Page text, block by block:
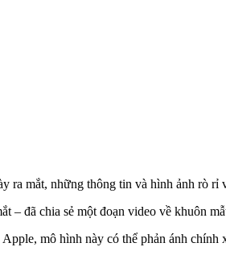
ra mắt, những thông tin và hình ảnh rò rỉ
– đã chia sẻ một đoạn video về khuôn
mô hình này có thể phản ánh chính